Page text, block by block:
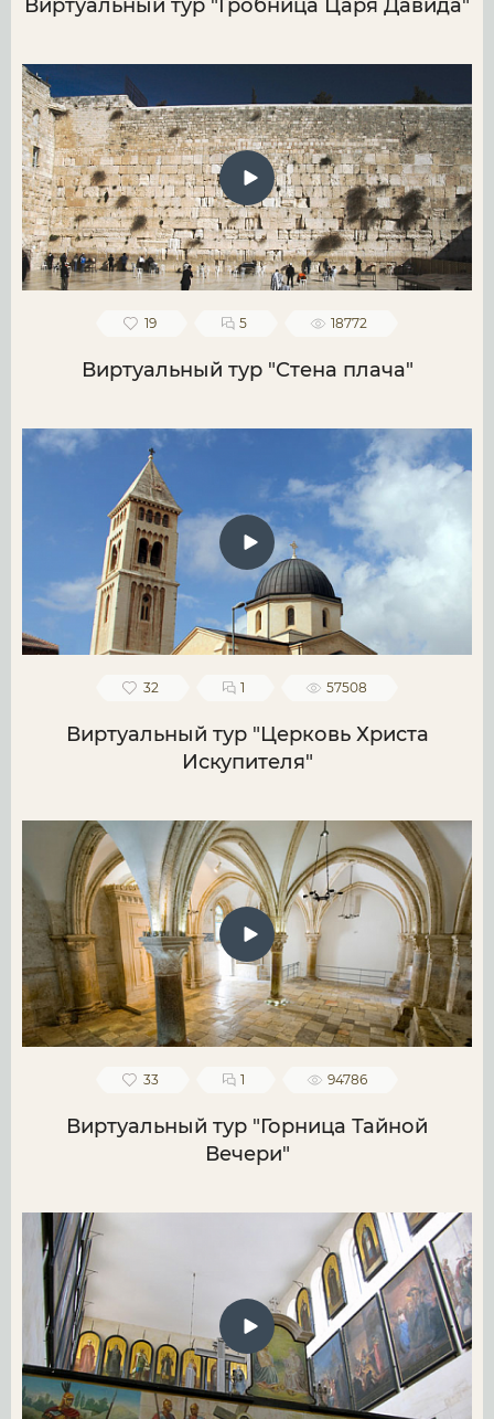
Виртуальный тур "Гробница Царя Давида"
19 5 18772
Виртуальный тур "Стена плача"
32 1 57508
Виртуальный тур "Церковь Христа
Искупителя"
33 1 94786
Виртуальный тур "Горница Тайной
Вечери"